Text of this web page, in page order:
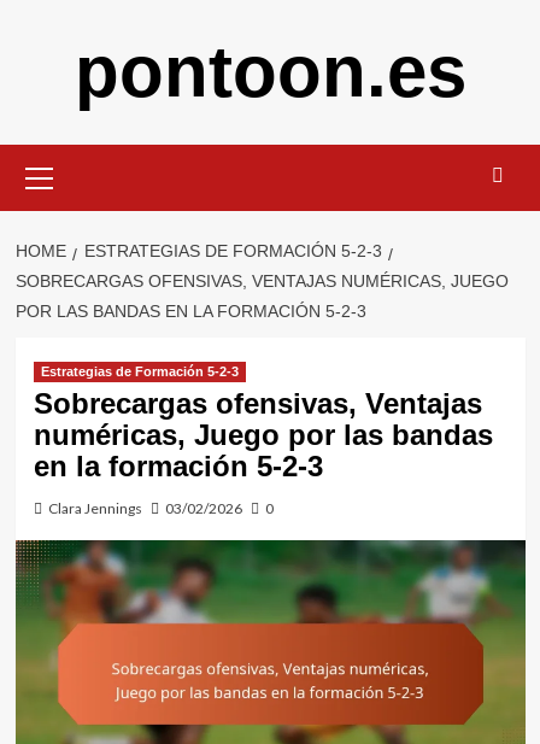
pontoon.es
Menu
HOME
ESTRATEGIAS DE FORMACIÓN 5-2-3
SOBRECARGAS OFENSIVAS, VENTAJAS NUMÉRICAS, JUEGO
POR LAS BANDAS EN LA FORMACIÓN 5-2-3
Estrategias de Formación 5-2-3
Sobrecargas ofensivas, Ventajas
numéricas, Juego por las bandas
en la formación 5-2-3
Clara Jennings 03/02/2026 0